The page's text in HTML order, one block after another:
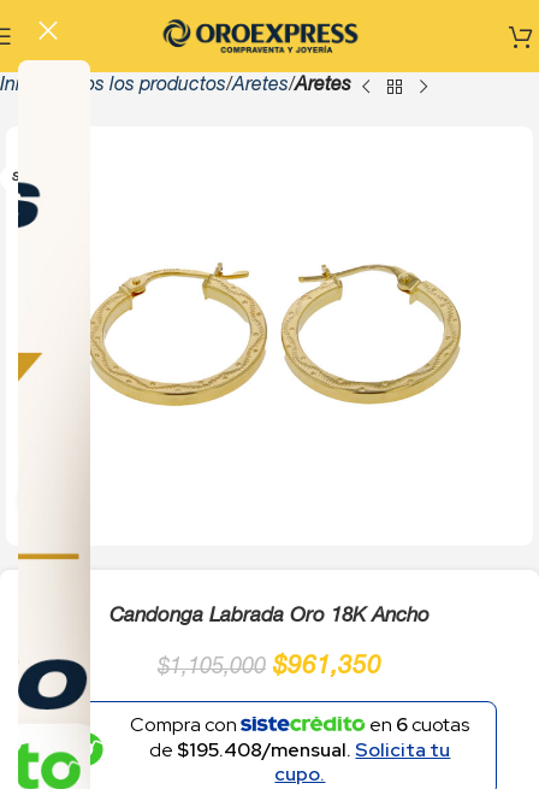
Inicio Todos los productos Aretes Aretes
SOLD OUT
Candonga Labrada Oro 18K Ancho
$1,105,000 $961,350
Compra con en 6cuotas
de $195.408/mensual.Solicita tu
cupo.